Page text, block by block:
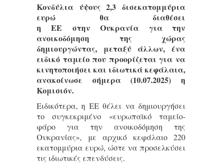
Κονδύλια ύψους 2,3 δισεκατομμύρια
ευρώ θα διαθέσει
η ΕΕ στην Ουκρανία για την
ανοικοδόμηση της χώρας
δημιουργώντας, μεταξύ άλλων, ένα
ειδικό ταμείο που προορίζεται για να
κινητοποιήσει και ιδιωτικά κεφάλαια,
ανακοίνωσε σήμερα (10.07.2025) η
Κομισιόν.
Ειδικότερα, η ΕΕ θέλει να δημιουργήσει
το συγκεκριμένο «ευρωπαϊκό ταμείο-
φάρο για την ανοικοδόμηση της
Ουκρανίας», με αρχικό κεφάλαιο 220
εκατομμύρια ευρώ, ώστε να προσελκύσει
τις ιδιωτικές επενδύσεις.